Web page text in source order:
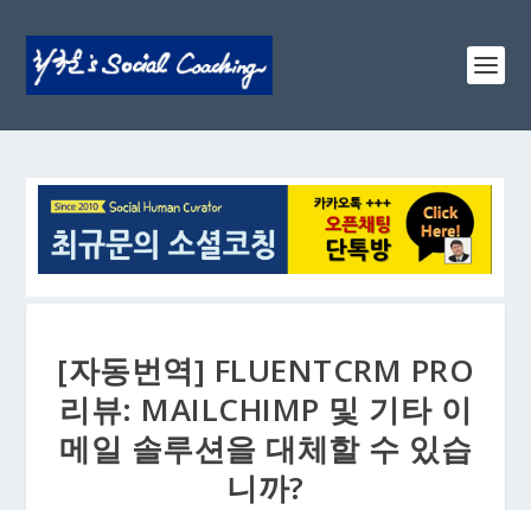
[자동번역] FLUENTCRM PRO
리뷰: MAILCHIMP 및 기타 이
메일 솔루션을 대체할 수 있습
니까?